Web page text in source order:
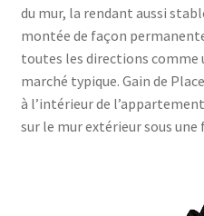
du mur, la rendant aussi
montée de façon
toutes les directions comme
marché typique. Gain de
à l’intérieur de
sur le mur extérieur sous